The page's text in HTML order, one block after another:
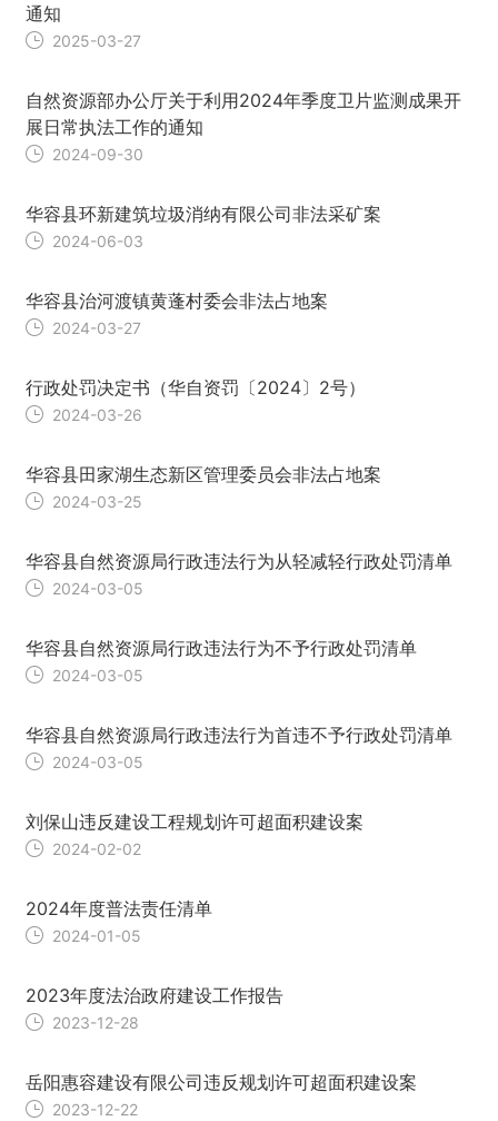
通知
2025-03-27
自然资源部办公厅关于利用2024年季度卫片监测成果开
展日常执法工作的通知
2024-09-30
华容县环新建筑垃圾消纳有限公司非法采矿案
2024-06-03
华容县治河渡镇黄蓬村委会非法占地案
2024-03-27
行政处罚决定书（华自资罚〔2024〕2号）
2024-03-26
华容县田家湖生态新区管理委员会非法占地案
2024-03-25
华容县自然资源局行政违法行为从轻减轻行政处罚清单
2024-03-05
华容县自然资源局行政违法行为不予行政处罚清单
2024-03-05
华容县自然资源局行政违法行为首违不予行政处罚清单
2024-03-05
刘保山违反建设工程规划许可超面积建设案
2024-02-02
2024年度普法责任清单
2024-01-05
2023年度法治政府建设工作报告
2023-12-28
岳阳惠容建设有限公司违反规划许可超面积建设案
2023-12-22